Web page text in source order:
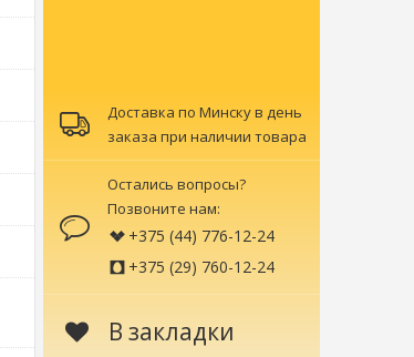
Доставка по Минску в день
заказа при наличии товара
Остались вопросы?
Позвоните нам:
+375 (44) 776-12-24
+375 (29) 760-12-24
В закладки